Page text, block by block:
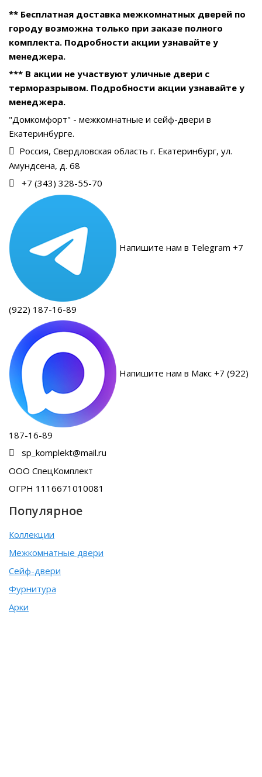
** Бесплатная доставка межкомнатных дверей по
городу возможна только при заказе полного
комплекта. Подробности акции узнавайте у
менеджера.
*** В акции не участвуют уличные двери с
терморазрывом. Подробности акции узнавайте у
менеджера.
"Домкомфорт" - межкомнатные и сейф-двери в
Екатеринбурге.
Россия, Свердловская область г. Екатеринбург, ул.
Амундсена, д. 68
+7 (343) 328-55-70
Напишите нам в Telegram +7
(922) 187-16-89
Напишите нам в Макс +7 (922)
187-16-89
sp_komplekt@mail.ru
ООО СпецКомплект
ОГРН 1116671010081
Популярное
Коллекции
Межкомнатные двери
Сейф-двери
Фурнитура
Арки